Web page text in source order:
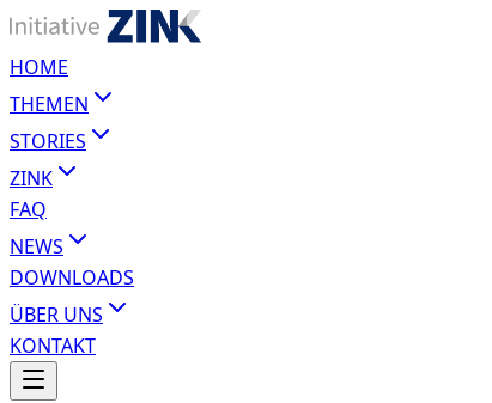
HOME
THEMEN
STORIES
ZINK
FAQ
NEWS
DOWNLOADS
ÜBER UNS
KONTAKT